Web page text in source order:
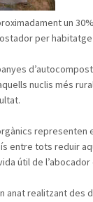
un
per
nuclis més
representen
entre tots reduir
útil de l’abocador
anat realitzant des